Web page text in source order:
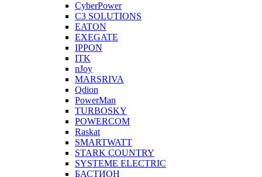
CyberPower
C3 SOLUTIONS
EATON
EXEGATE
IPPON
ITK
nJoy
MARSRIVA
Qdion
PowerMan
TURBOSKY
POWERCOM
Raskat
SMARTWATT
STARK COUNTRY
SYSTEME ELECTRIC
БАСТИОН